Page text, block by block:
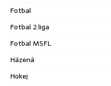
Fotbal
Fotbal 2.liga
Fotbal MSFL
Házená
Hokej